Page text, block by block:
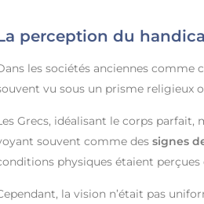
perception du
les sociétés anciennes comme
vu sous un prisme religieux
Grecs, idéalisant le corps
souvent comme des signes
physiques étaient
la vision n’était pas